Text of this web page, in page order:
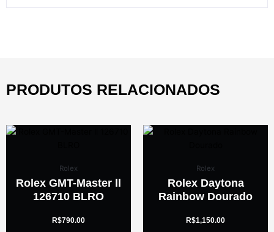
PRODUTOS RELACIONADOS
Rolex
Rolex GMT-Master ll
126710 BLRO
R$790.00
Rolex
Rolex Daytona
Rainbow Dourado
R$1,150.00